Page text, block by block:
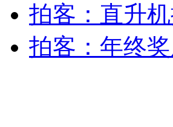
拍客：直升
拍客：年终